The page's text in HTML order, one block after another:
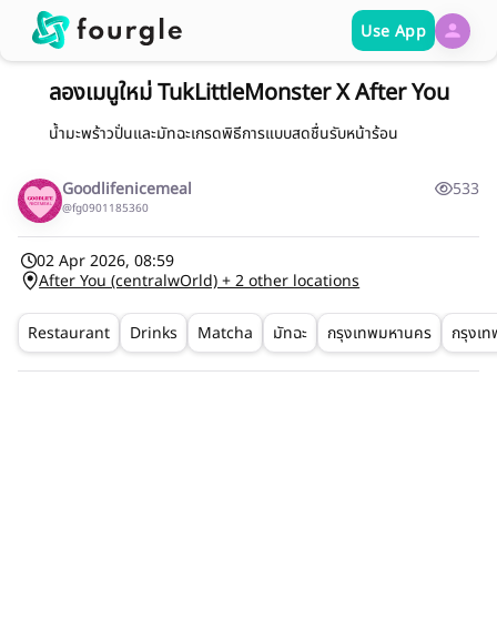
Use App
ลองเมนูใหม่ TukLittleMonster X After You
น้ำมะพร้าวปั่นและมัทฉะเกรดพิธีการแบบสดชื่นรับหน้าร้อน
Goodlifenicemeal
@fg0901185360
533
02 Apr 2026, 08:59
After You (centralwOrld) + 2 other locations
Restaurant Drinks Matcha มัทฉะ กรุงเทพมหานคร กรุงเ